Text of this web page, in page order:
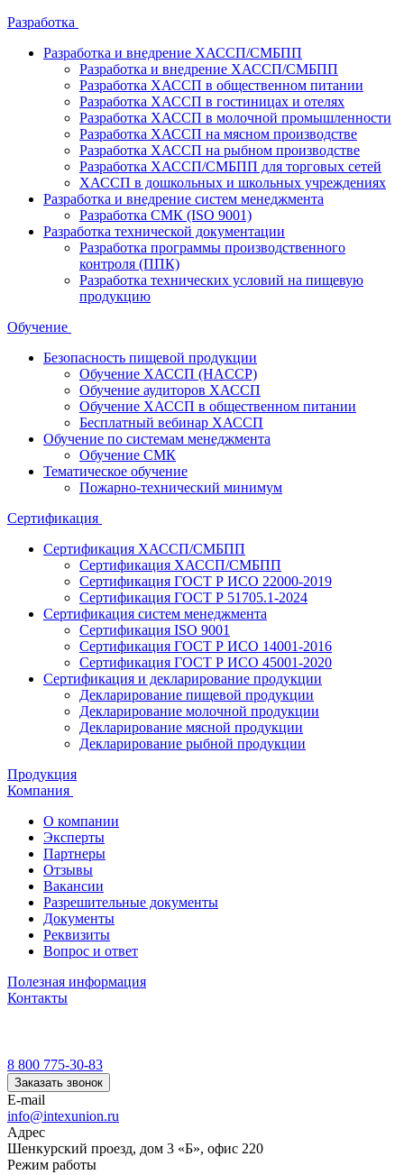
Разработка
Разработка и внедрение ХАССП/СМБПП
Разработка и внедрение ХАССП/СМБПП
Разработка ХАССП в общественном питании
Разработка ХАССП в гостиницах и отелях
Разработка ХАССП в молочной промышленности
Разработка ХАССП на мясном производстве
Разработка ХАССП на рыбном производстве
Разработка ХАССП/СМБПП для торговых сетей
ХАССП в дошкольных и школьных учреждениях
Разработка и внедрение систем менеджмента
Разработка СМК (ISO 9001)
Разработка технической документации
Разработка программы производственного
контроля (ППК)
Разработка технических условий на пищевую
продукцию
Обучение
Безопасность пищевой продукции
Обучение ХАССП (HACCP)
Обучение аудиторов ХАССП
Обучение ХАССП в общественном питании
Бесплатный вебинар ХАССП
Обучение по системам менеджмента
Обучение СМК
Тематическое обучение
Пожарно-технический минимум
Сертификация
Сертификация ХАССП/СМБПП
Сертификация ХАССП/СМБПП
Сертификация ГОСТ Р ИСО 22000-2019
Сертификация ГОСТ Р 51705.1-2024
Сертификация систем менеджмента
Сертификация ISO 9001
Сертификация ГОСТ Р ИСО 14001-2016
Сертификация ГОСТ Р ИСО 45001-2020
Сертификация и декларирование продукции
Декларирование пищевой продукции
Декларирование молочной продукции
Декларирование мясной продукции
Декларирование рыбной продукции
Продукция
Компания
О компании
Эксперты
Партнеры
Отзывы
Вакансии
Разрешительные документы
Документы
Реквизиты
Вопрос и ответ
Полезная информация
Контакты
8 800 775-30-83
Заказать звонок
E-mail
info@intexunion.ru
Адрес
Шенкурский проезд, дом 3 «Б», офис 220
Режим работы